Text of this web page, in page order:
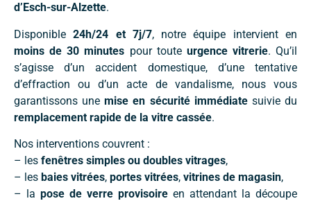
d’Esch-sur-Alzette.
Disponible24h/24 et 7j/7, notre équipe intervient en
moins de 30 minutes pour toute urgence vitrerie. Qu’il
s’agisse d’un accident domestique, d’une tentative
d’effraction ou d’un acte de vandalisme, nous vous
garantissons unemise en sécurité immédiatesuivie du
remplacement rapide de la vitre cassée.
Nos interventions couvrent :
– les fenêtres simples ou doubles vitrages,
– les baies vitrées, portes vitrées, vitrines de magasin,
– la pose de verre provisoire en attendant la découpe